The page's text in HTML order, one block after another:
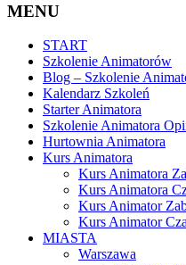
MENU
START
Szkolenie Animatorów
Blog – Szkolenie
Kalendarz Szkoleń
Starter Animatora
Szkolenie Animatora
Hurtownia Animatora
Kurs Animatora
Kurs Animatora
Kurs Animatora
Kurs Animator
Kurs Animator
MIASTA
Warszawa